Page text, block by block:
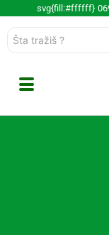
svg{fill:#ffffff}